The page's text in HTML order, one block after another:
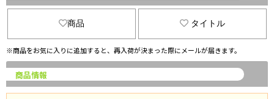
商品 タイトル
※商品をお気に入りに追加すると、再入荷が決まった際にメールが届きます。
商品情報